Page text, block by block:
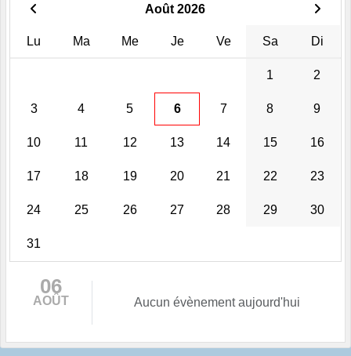
Août 2026
Lu Ma Me Je Ve Sa Di
1 2
3 4 5 6 7 8 9
10 11 12 13 14 15 16
17 18 19 20 21 22 23
24 25 26 27 28 29 30
31
06
AOÛT Aucun évènement aujourd'hui